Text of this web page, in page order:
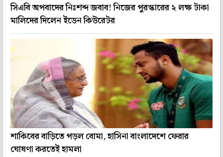
সিএবি অপবাদের নিঃশব্দ জবাব! নিজের পুরস্কারের ২ লক্ষ টাকা
মালিদের দিলেন ইডেন কিউরেটর
শাকিবের বাড়িতে পড়ল বোমা, হাসিনা বাংলাদেশে ফেরার
ঘোষণা করতেই হামলা